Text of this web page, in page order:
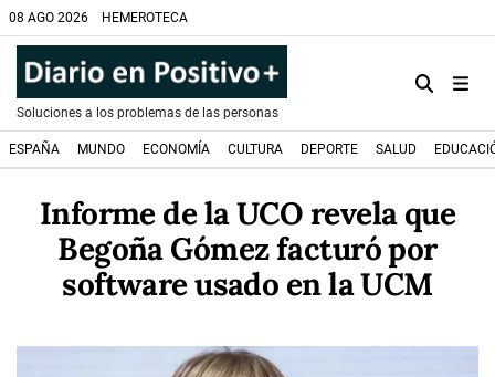
08 AGO 2026 HEMEROTECA
Soluciones a los problemas de las personas
ESPAÑA MUNDO ECONOMÍA CULTURA DEPORTE SALUD
Informe de la UCO revela que
Begoña Gómez facturó por
software usado en la UCM